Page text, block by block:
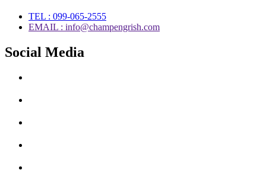
TEL : 099-065-2555
EMAIL : info@champengrish.com
Social Media